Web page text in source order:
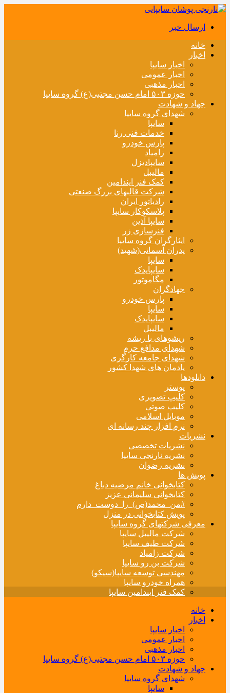
ارسال خبر
خانه
اخبار
اخبار سایپا
اخبار عمومی
اخبار مذهبی
حوزه ۵۰۳ امام حسن مجتبی(ع) گروه سایپا
جهاد و شهادت
شهدای گروه سایپا
سایپا
خدمات فنی رنا
پارس خودرو
زامیاد
سایپادیزل
مالیبل
کمک فنر ایندامین
شرکت قالبهای بزرگ صنعتی
رادیاتور ایران
پلاسکوکار سایپا
سایپا آذین
فنرسازی زر
ایثارگران گروه سایپا
پدران آسمانی(شهید)
سایپا
سایپایدک
مگاموتور
جهادگران
پارس خودرو
سایپا
سایپایدک
مالیبل
ریشوهای با ریشه
شهدای مدافع حرم
شهدای جامعه کارگری
یادمان های شهدا کشور
دانلودها
پوستر
کلیپ تصویری
کلیپ صوتی
موبایل اسلامی
نرم افزار چند رسانه ای
نشریات
نشریات تخصصی
نشریه نارنجی سایپا
نشریه رضوان
پویش ها
کتابخوانی خانم مرضیه دباغ
کتابخوانی سلیمانی عزیز
#من_محمد(ص)_را_دوست_دارم
پویش کتابخوانی در منزل
معرفی شرکتهای گروه سایپا
شرکت مالیبل سایپا
شرکت طیف سایپا
شرکت زامیاد
شرکت بن رو سایپا
مهندسی توسعه سایپا(سیکو)
همراه خودرو سایپا
کمک فنر ایندامین سایپا
خانه
اخبار
اخبار سایپا
اخبار عمومی
اخبار مذهبی
حوزه ۵۰۳ امام حسن مجتبی(ع) گروه سایپا
جهاد و شهادت
شهدای گروه سایپا
سایپا